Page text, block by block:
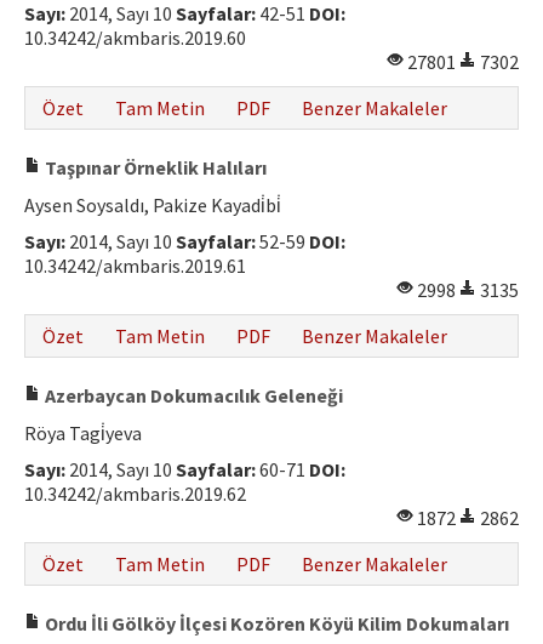
Sayı: 2014, Sayı 10 Sayfalar: 42-51 DOI:
10.34242/akmbaris.2019.60
27801
7302
Özet
Tam Metin PDF Benzer Makaleler
Taşpınar Örneklik Halıları
Aysen Soysaldı, Pakize Kayadi̇bi̇
Sayı: 2014, Sayı 10 Sayfalar:52-59 DOI:
10.34242/akmbaris.2019.61
2998
3135
Özet
Tam Metin PDF Benzer Makaleler
Azerbaycan Dokumacılık Geleneği
Röya Tagi̇yeva
Sayı: 2014, Sayı 10 Sayfalar:60-71 DOI:
10.34242/akmbaris.2019.62
1872
2862
Özet
Tam Metin PDF Benzer Makaleler
Ordu İli Gölköy İlçesi Kozören Köyü Kilim Dokumaları